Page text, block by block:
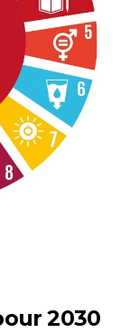
2030